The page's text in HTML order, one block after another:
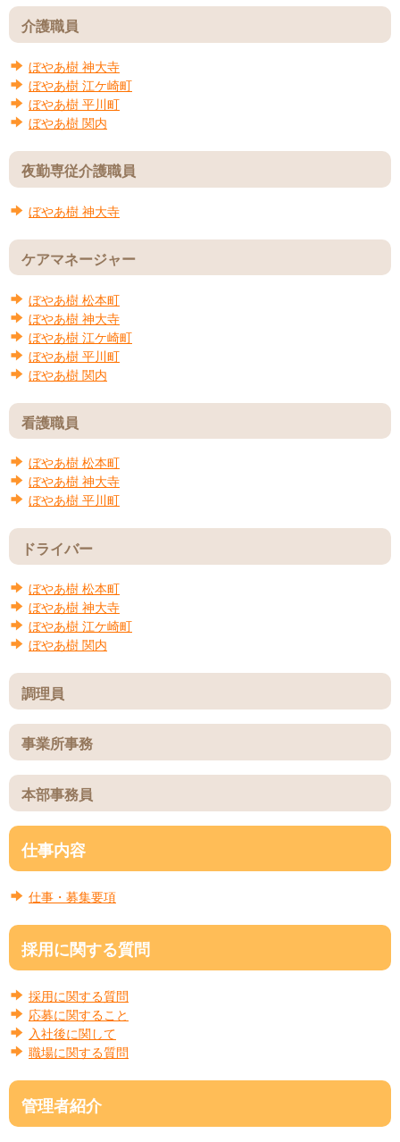
介護職員
ぼやあ樹神大寺
ぼやあ樹江ケ崎町
ぼやあ樹平川町
ぼやあ樹関内
夜勤専従介護職員
ぼやあ樹神大寺
ケアマネージャー
ぼやあ樹松本町
ぼやあ樹神大寺
ぼやあ樹江ケ崎町
ぼやあ樹平川町
ぼやあ樹関内
看護職員
ぼやあ樹松本町
ぼやあ樹神大寺
ぼやあ樹平川町
ドライバー
ぼやあ樹松本町
ぼやあ樹神大寺
ぼやあ樹江ケ崎町
ぼやあ樹関内
調理員
事業所事務
本部事務員
仕事内容
仕事・募集要項
採用に関する質問
採用に関する質問
応募に関すること
入社後に関して
職場に関する質問
管理者紹介